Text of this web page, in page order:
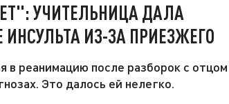
УЧИТЕЛЬНИЦА ДАЛА
ИЗ-ЗА ПРИЕЗЖЕГО
реанимацию после разборок с отцом
Это далось ей нелегко.